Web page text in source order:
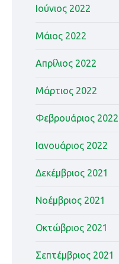
Ιούνιος 2022
Μάιος 2022
Απρίλιος 2022
Μάρτιος 2022
Φεβρουάριος 2022
Ιανουάριος 2022
Δεκέμβριος 2021
Νοέμβριος 2021
Οκτώβριος 2021
Σεπτέμβριος 2021